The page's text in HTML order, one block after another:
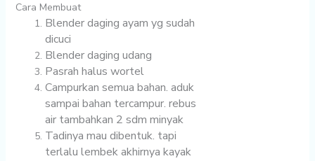
Cara Membuat
Blender daging ayam yg sudah
dicuci
Blender daging udang
Pasrah halus wortel
Campurkan semua bahan. aduk
sampai bahan tercampur. rebus
air tambahkan 2 sdm minyak
Tadinya mau dibentuk. tapi
terlalu lembek akhirnya kayak